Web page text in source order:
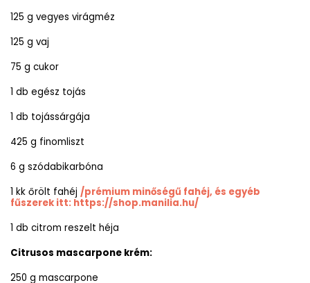
125 g vegyes virágméz
125 g vaj
75 g cukor
1 db egész tojás
1 db tojássárgája
425 g finomliszt
6 g szódabikarbóna
1 kk őrölt fahéj /prémium minőségű fahéj, és egyéb
fűszerek itt: https://shop.manilia.hu/
1 db citrom reszelt héja
Citrusos mascarpone krém:
250 g mascarpone